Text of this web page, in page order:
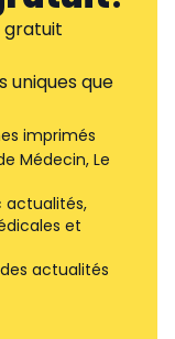
gratuit
uniques que
imprimés
Médecin, Le
actualités,
et
actualités